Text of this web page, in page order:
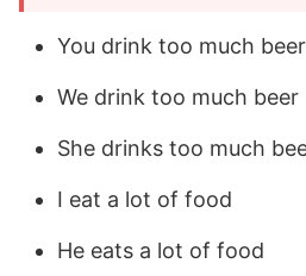
You drink too much beer
We drink too much beer
She drinks too much
I eat a lot of food
He eats a lot of food